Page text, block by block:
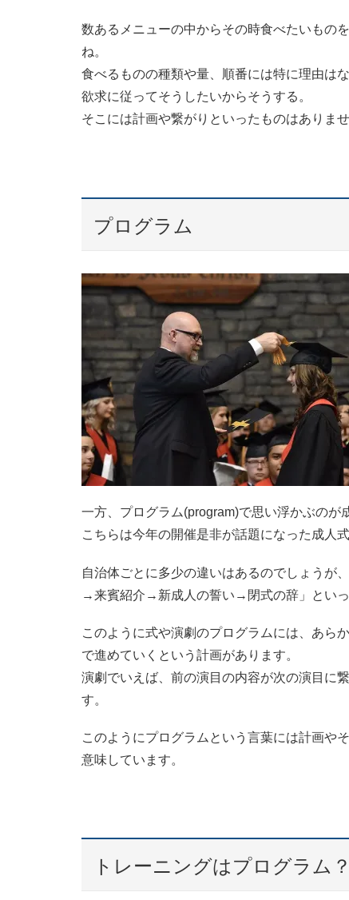
数あるメニューの中からその時食べたいもの
ね。
食べるものの種類や量、順番には特に理由はな
欲求に従ってそうしたいからそうする。
そこには計画や繋がりといったものはありませ
プログラム
一方、プログラム(program)で思い浮かぶのが
こちらは今年の開催是非が話題になった成人
自治体ごとに多少の違いはあるのでしょう
→来賓紹介→新成人の誓い→閉式の辞」といっ
このように式や演劇のプログラムには、あら
で進めていくという計画があります。
演劇でいえば、前の演目の内容が次の演目に
す。
このようにプログラムという言葉には計画や
意味しています。
トレーニングはプログラム